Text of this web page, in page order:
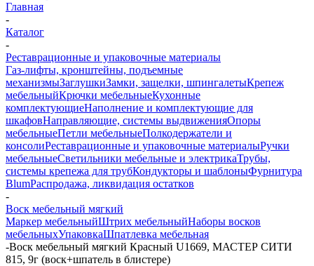
Главная
-
Каталог
-
Реставрационные и упаковочные материалы
Газ-лифты, кронштейны, подъемные
механизмыЗаглушкиЗамки, защелки, шпингалетыКрепеж
мебельныйКрючки мебельныеКухонные
комплектующиеНаполнение и комплектующие для
шкафовНаправляющие, системы выдвиженияОпоры
мебельныеПетли мебельныеПолкодержатели и
консолиРеставрационные и упаковочные материалыРучки
мебельныеСветильники мебельные и электрикаТрубы,
системы крепежа для трубКондукторы и шаблоныФурнитура
BlumРаспродажа, ликвидация остатков
-
Воск мебельный мягкий
Маркер мебельныйШтрих мебельныйНаборы восков
мебельныхУпаковкаШпатлевка мебельная
-Воск мебельный мягкий Красный U1669, МАСТЕР СИТИ
815, 9г (воск+шпатель в блистере)